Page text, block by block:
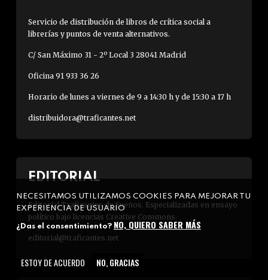
Servicio de distribución de libros de crítica social a
librerías y puntos de venta alternativos.
C/ San Máximo 31 - 2º Local 3 28041 Madrid
Oficina 91 933 36 26
Horario de lunes a viernes de 9 a 14:30 h y de 15:30 a 17 h
distribuidora@traficantes.net
EDITORIAL
Editorial Traficantes de Sueños. Especializadas en ensayo
político bajo licencias Creative Commons.
editorial@traficantes.net
NECESITAMOS UTILIZAMOS COOKIES PARA MEJORAR TU
EXPERIENCIA DE USUARIO
¿Das el consentimiento? NO, QUIERO SABER MÁS
ESTOY DE ACUERDO NO, GRACIAS